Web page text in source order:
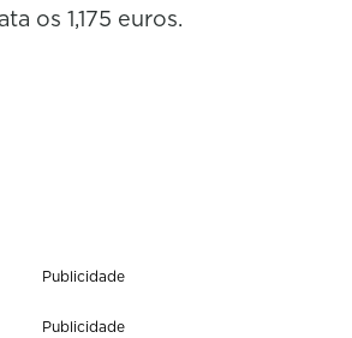
os 1,175 euros.
Publicidade
Publicidade